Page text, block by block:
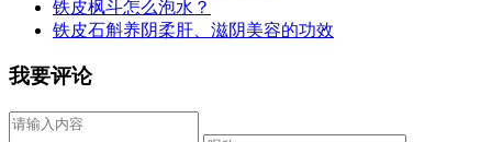
铁皮枫斗怎么泡水？
铁皮石斛养阴柔肝、滋阴美容的功效
我要评论